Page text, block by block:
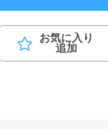
お気に入り
追加